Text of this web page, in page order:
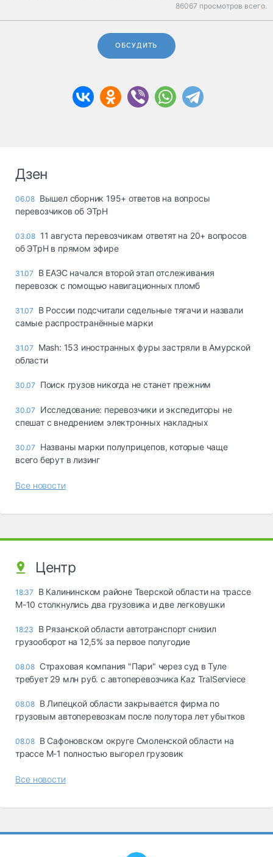
86067 просмотров всего.
ОБСУДИТЬ
Дзен
06.08 Вышел сборник 195+ ответов на вопросы
перевозчиков об ЭТрН
03.08 11 августа перевозчикам ответят на 20+ вопросов
об ЭТрН в прямом эфире
31.07
В ЕАЭС начался второй этап отслеживания
перевозок с помощью навигационных пломб
31.07
В России подсчитали седельные тягачи и назвали
самые распространённые марки
31.07
Mash: 153 иностранных фуры застряли в Амурской
области
30.07 Поиск грузов никогда не станет прежним
30.07
Исследование: перевозчики и экспедиторы не
спешат с внедрением электронных накладных
30.07
Названы марки полуприцепов, которые чаще
всего берут в лизинг
Все новости
Центр
18:37
В Калининском районе Тверской области на трассе
М-10 столкнулись два грузовика и две легковушки
18:23
В Рязанской области автотранспорт снизил
грузооборот на 12,5% за первое полугодие
08.08 Страховая компания "Пари" через суд в Туле
требует 29 млн руб. с автоперевозчика Kaz TralServiece
08.08 В Липецкой области закрывается фирма по
грузовым автоперевозкам после полутора лет убытков
08.08 В Сафоновском округе Смоленской области на
трассе М-1 полностью выгорел грузовик
Все новости